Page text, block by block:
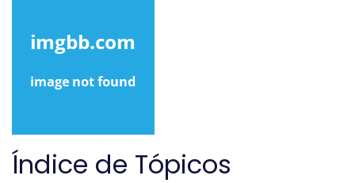
Índice de Tópicos